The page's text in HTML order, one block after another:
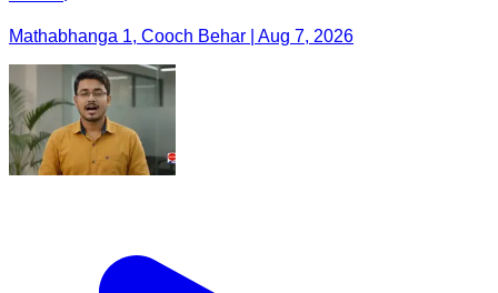
Mathabhanga 1, Cooch Behar | Aug 7, 2026